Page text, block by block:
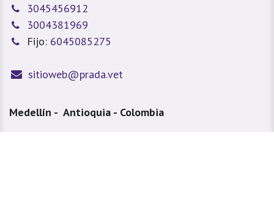
3045456912
3004381969
Fijo: 6045085275
sitioweb@prada.vet
Medellín - Antioquia - Colombia